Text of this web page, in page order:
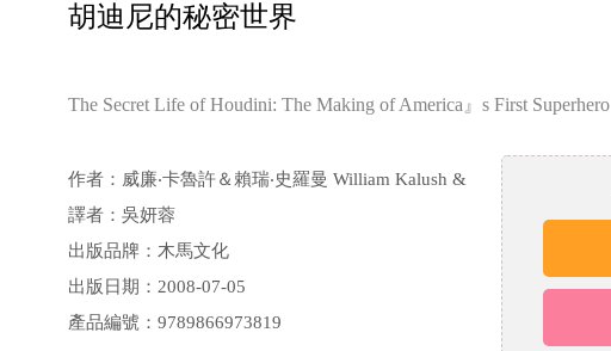
胡迪尼的秘密世界
The Secret Life of Houdini: The Making of America』s First Superhero
作者：威廉‧卡魯許＆賴瑞‧史羅曼 William Kalush &
Larry Sloman
譯者：吳妍蓉
出版品牌：木馬文化
出版日期：2008-07-05
產品編號：9789866973819